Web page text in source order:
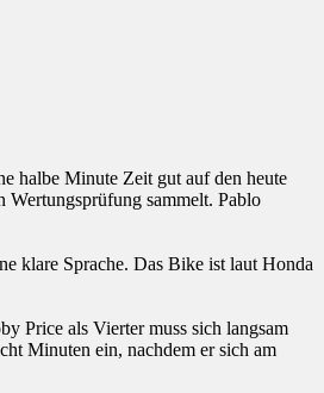
halbe Minute Zeit gut auf den heute
sammelt. Pablo
klare Sprache. Das Bike ist laut Honda
Price als Vierter muss sich langsam
Minuten ein, nachdem er sich am